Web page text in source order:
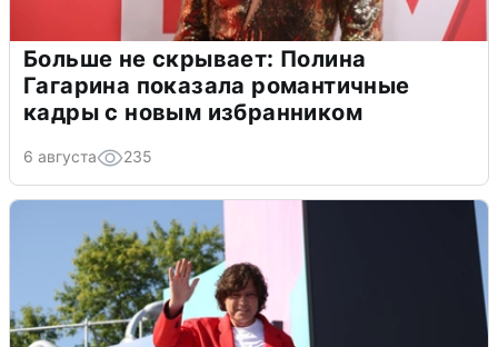
Больше не скрывает: Полина
Гагарина показала романтичные
кадры с новым избранником
6 августа 235